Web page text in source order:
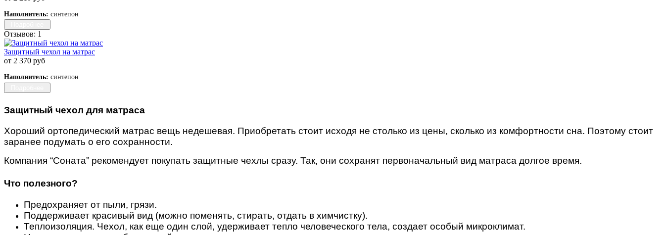
Наполнитель: синтепон
Отзывов: 1
Защитный чехол на матрас
от 2 370 руб
Наполнитель: синтепон
Защитный чехол для матраса
Хороший ортопедический матрас вещь недешевая. Приобретать стоит исходя не столько из цены, сколько из комфортности сна. Поэтому стоит
заранее подумать о его сохранности.
Компания “Соната” рекомендует покупать защитные чехлы сразу. Так, они сохранят первоначальный вид матраса долгое время.
Что полезного?
Предохраняет от пыли, грязи.
Поддерживает красивый вид (можно поменять, стирать, отдать в химчистку).
Теплоизоляция. Чехол, как еще один слой, удерживает тепло человеческого тела, создает особый микроклимат.